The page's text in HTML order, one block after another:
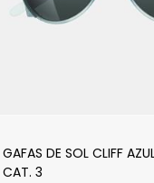
GAFAS DE SOL CLIFF
CAT. 3